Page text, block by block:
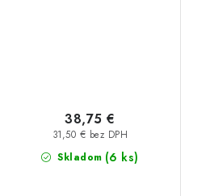
Skladom (6 ks)
31,50 € bez DPH
38,75 €